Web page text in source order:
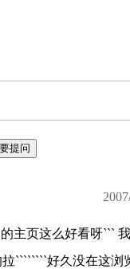
主页这么好看呀```
````````好久没在这浏